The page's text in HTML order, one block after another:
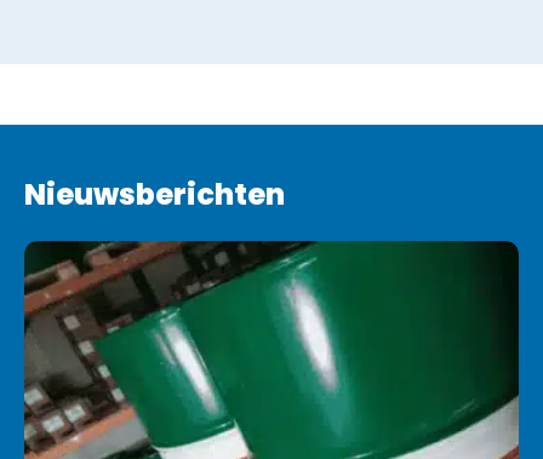
Nieuwsberichten